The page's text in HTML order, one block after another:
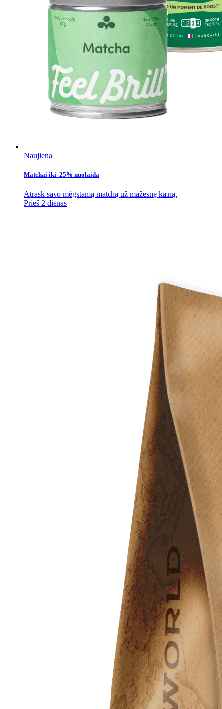
Naujiena
Matchai iki -25% nuolaida
Atrask savo mėgstamą matchą už mažesnę kainą.
Prieš 2 dienas